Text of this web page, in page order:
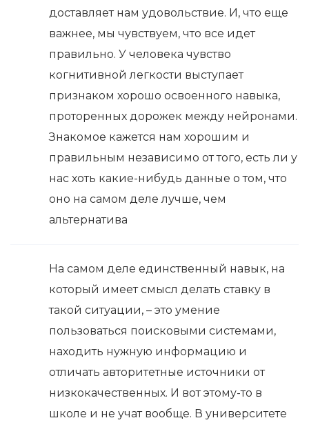
доставляет нам удовольствие. И, что еще
важнее, мы чувствуем, что все идет
правильно. У человека чувство
когнитивной легкости выступает
признаком хорошо освоенного навыка,
проторенных дорожек между нейронами.
Знакомое кажется нам хорошим и
правильным независимо от того, есть ли у
нас хоть какие-нибудь данные о том, что
оно на самом деле лучше, чем
альтернатива
На самом деле единственный навык, на
который имеет смысл делать ставку в
такой ситуации, – это умение
пользоваться поисковыми системами,
находить нужную информацию и
отличать авторитетные источники от
низкокачественных. И вот этому-то в
школе и не учат вообще. В университете